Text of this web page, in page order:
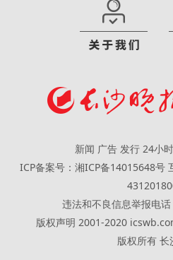
新闻 广告 发行 24小
ICP备案号：湘ICP备14015648号
违法和不良信息举报电
版权声明 2001-2020
版权所有 长